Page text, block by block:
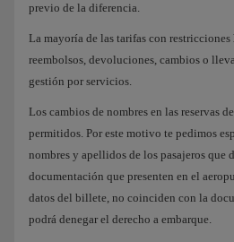
previo de la diferencia.
La mayoría de las tarifas con restricciones
reembolsos, devoluciones, cambios o
gestión por servicios.
Los cambios de nombres en las reservas
permitidos. Por este motivo te pedimos
nombres y apellidos de los pasajeros que
documentación que presenten en el
datos del billete, no coinciden con la
podrá denegar el derecho a embarque.